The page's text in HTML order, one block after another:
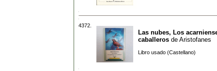
4372.
Las nubes, Los
caballeros de Aristofanes
Libro usado (Castellano)